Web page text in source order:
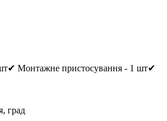
Монтажне пристосування - 1 шт✔
град